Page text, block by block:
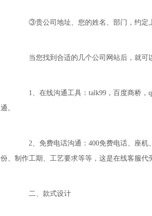
③贵公司地址、您的姓名、部门，约定上
当您找到合适的几个公司网站后，就可
1、在线沟通工具：talk99，百度商桥，
通。
2、免费电话沟通：400免费电话、座机
份、制作工期、工艺要求等等，这是在线客服代
二、款式设计